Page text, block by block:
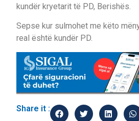
kundër kryetarit të PD, Berishës.
Sepse kur sulmohet me këto
real është kundër PD.
Share it :